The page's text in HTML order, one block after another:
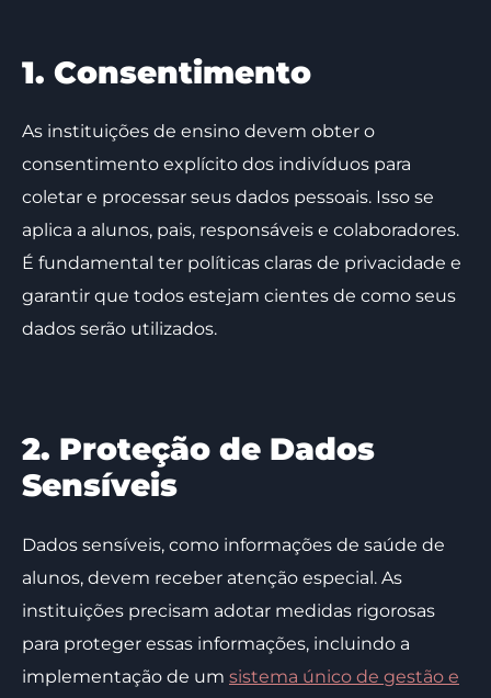
1. Consentimento
As instituições de ensino devem obter o
consentimento explícito dos indivíduos para
coletar e processar seus dados pessoais. Isso se
aplica a alunos, pais, responsáveis e colaboradores.
É fundamental ter políticas claras de privacidade e
garantir que todos estejam cientes de como seus
dados serão utilizados.
2. Proteção de Dados
Sensíveis
Dados sensíveis, como informações de saúde de
alunos, devem receber atenção especial. As
instituições precisam adotar medidas rigorosas
para proteger essas informações, incluindo a
implementação de um sistema único de gestão e